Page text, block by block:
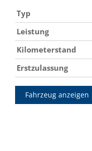
Typ
Leistung
Kilometerstand
Erstzulassung
Fahrzeug anzeigen